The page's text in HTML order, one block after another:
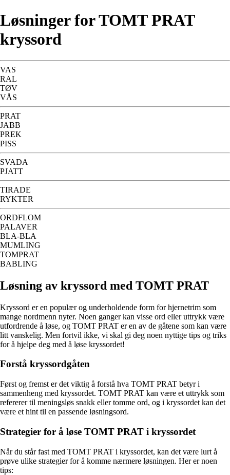
Løsninger for TOMT PRAT
kryssord
VAS
RAL
TØV
VÅS
PRAT
JABB
PREK
PISS
SVADA
PJATT
TIRADE
RYKTER
ORDFLOM
PALAVER
BLA-BLA
MUMLING
TOMPRAT
BABLING
Løsning av kryssord med TOMT PRAT
Kryssord er en populær og underholdende form for hjernetrim som
mange nordmenn nyter. Noen ganger kan visse ord eller uttrykk være
utfordrende å løse, og TOMT PRAT er en av de gåtene som kan være
litt vanskelig. Men fortvil ikke, vi skal gi deg noen nyttige tips og triks
for å hjelpe deg med å løse kryssordet!
Forstå kryssordgåten
Først og fremst er det viktig å forstå hva TOMT PRAT betyr i
sammenheng med kryssordet. TOMT PRAT kan være et uttrykk som
refererer til meningsløs snakk eller tomme ord, og i kryssordet kan det
være et hint til en passende løsningsord.
Strategier for å løse TOMT PRAT i kryssordet
Når du står fast med TOMT PRAT i kryssordet, kan det være lurt å
prøve ulike strategier for å komme nærmere løsningen. Her er noen
tips: